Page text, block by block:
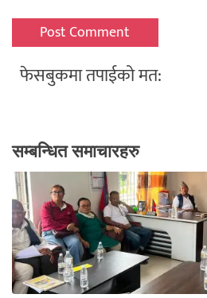
फेसबुकमा तपाईको मत:
सम्बन्धित समाचारहरु